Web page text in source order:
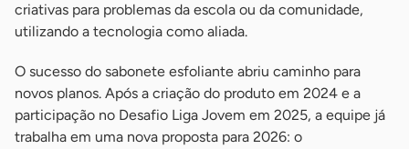
criativas para problemas da escola ou da comunidade,
utilizando a tecnologia como aliada.
O sucesso do sabonete esfoliante abriu caminho para
novos planos. Após a criação do produto em 2024 e a
participação no Desafio Liga Jovem em 2025, a equipe já
trabalha em uma nova proposta para 2026: o